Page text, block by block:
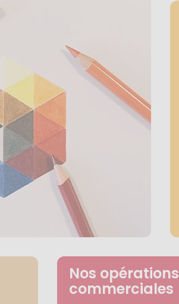
Nos opérations
commerciales